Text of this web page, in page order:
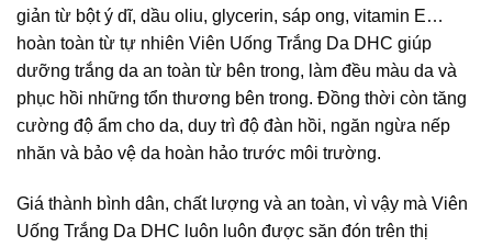
giản từ bột ý dĩ, dầu oliu, glycerin, sáp ong, vitamin E…
hoàn toàn từ tự nhiên Viên Uống Trắng Da DHC giúp
dưỡng trắng da an toàn từ bên trong, làm đều màu da và
phục hồi những tổn thương bên trong. Đồng thời còn tăng
cường độ ẩm cho da, duy trì độ đàn hồi, ngăn ngừa nếp
nhăn và bảo vệ da hoàn hảo trước môi trường.
Giá thành bình dân, chất lượng và an toàn, vì vậy mà Viên
Uống Trắng Da DHC luôn luôn được săn đón trên thị